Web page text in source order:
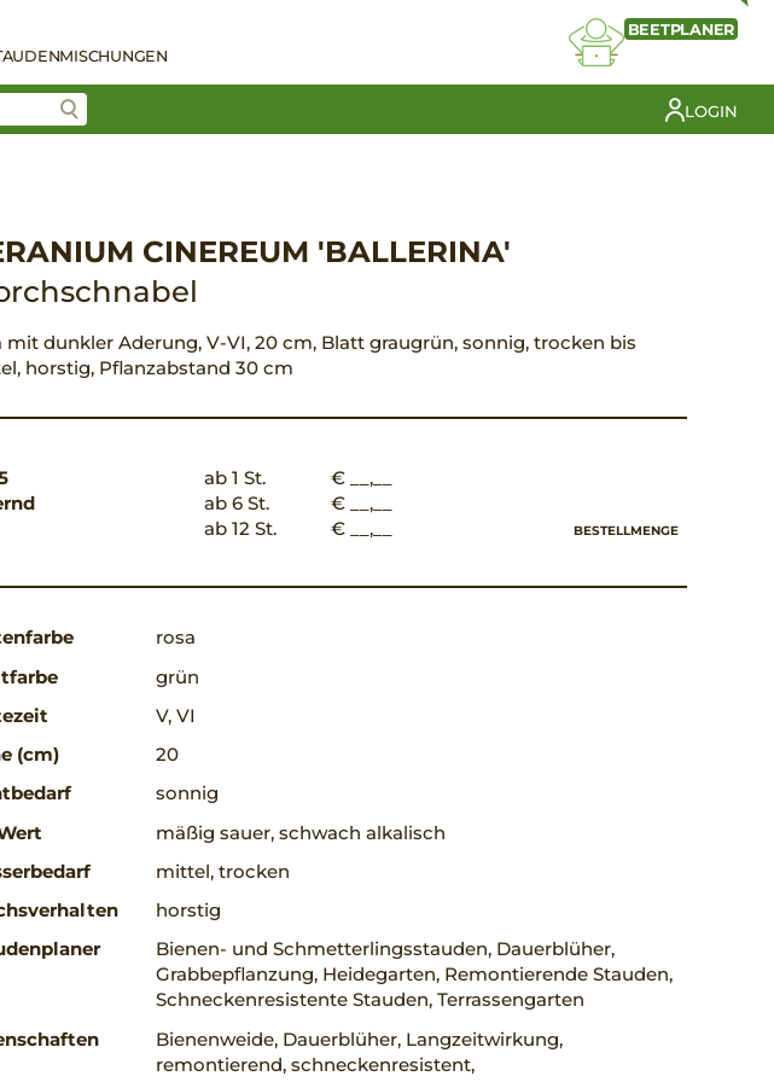
BEETPLANER
LOGIN
CINEREUM 'BALLERINA'
mit dunkler Aderung, V-VI, 20 cm, Blatt graugrün, sonnig, trocken bis
horstig, Pflanzabstand 30 cm
ab 1 St.
€ __,__
ab 6 St.
€ __,__
ab 12 St.
€ __,__ BESTELLMENGE
rosa
grün
V, VI
(cm)
20
sonnig
mäßig sauer, schwach alkalisch
mittel, trocken
horstig
Bienen- und Schmetterlingsstauden, Dauerblüher,
Grabbepflanzung, Heidegarten, Remontierende Stauden,
Schneckenresistente Stauden, Terrassengarten
Bienenweide, Dauerblüher, Langzeitwirkung,
remontierend, schneckenresistent,